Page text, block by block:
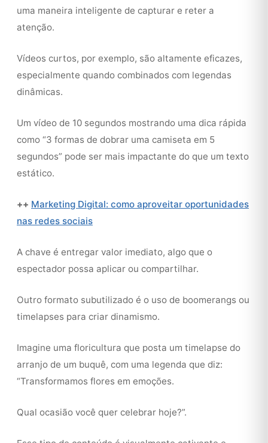
uma maneira inteligente de capturar e reter a
atenção.
Vídeos curtos, por exemplo, são altamente eficazes,
especialmente quando combinados com legendas
dinâmicas.
Um vídeo de 10 segundos mostrando uma dica rápida
como “3 formas de dobrar uma camiseta em 5
segundos” pode ser mais impactante do que um texto
estático.
++ Marketing Digital: como aproveitar oportunidades
nas redes sociais
A chave é entregar valor imediato, algo que o
espectador possa aplicar ou compartilhar.
Outro formato subutilizado é o uso de boomerangs ou
timelapses para criar dinamismo.
Imagine uma floricultura que posta um timelapse do
arranjo de um buquê, com uma legenda que diz:
“Transformamos flores em emoções.
Qual ocasião você quer celebrar hoje?”.